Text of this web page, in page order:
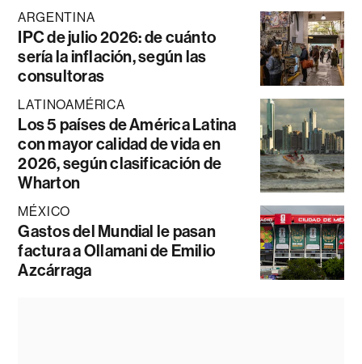
ARGENTINA
IPC de julio 2026: de cuánto
sería la inflación, según las
consultoras
LATINOAMÉRICA
Los 5 países de América Latina
con mayor calidad de vida en
2026, según clasificación de
Wharton
MÉXICO
Gastos del Mundial le pasan
factura a Ollamani de Emilio
Azcárraga